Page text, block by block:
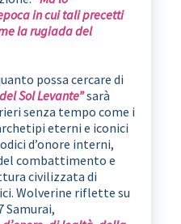
in cui tali precetti
la rugiada del
possa cercare di
Sol Levante”sarà
senza tempo come i
eterni e iconici
d’onore interni,
combattimento e
civilizzata di
Wolverine riflette su
Samurai,